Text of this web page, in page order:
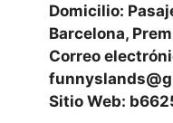
Domicilio:
Barcelona,
Correo
Sitio Web: